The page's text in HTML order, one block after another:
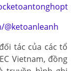
tác của các tổ
Vietnam, đồng